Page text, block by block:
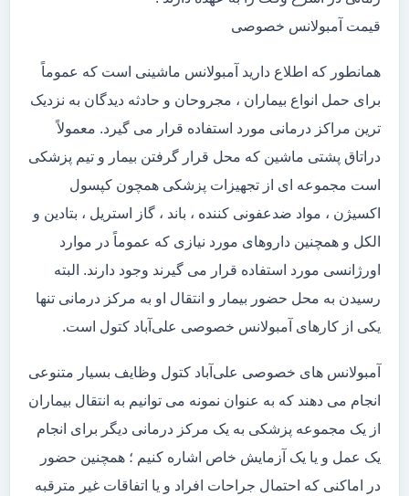
قیمت آمبولانس خصوصی
همانطور که اطلاع دارید آمبولانس ماشینی است که عموماً
برای حمل انواع بیماران ، مجروحان و حادثه دیدگان به نزدیک
ترین مراکز درمانی مورد استفاده قرار می گیرد. معمولاً
دراتاق پشتی ماشین که محل قرار گرفتن بیمار و تیم پزشکی
است مجموعه ای از تجهیزات پزشکی همچون کپسول
اکسیژن ، مواد ضدعفونی کننده ، باند ، گاز استریل ، بتادین و
الکل و همچنین داروهای مورد نیازی که عموماً در موارد
اورژانسی مورد استفاده قرار می گیرند وجود دارند. البته
رسیدن به محل حضور بیمار و انتقال او به مرکز درمانی تنها
یکی از کارهای آمبولانس خصوصی علی‌آباد کتول است.
آمبولانس های خصوصی علی‌آباد کتول وظایف بسیار متنوعی
انجام می دهند که به عنوان نمونه می توانیم به انتقال بیماران
از یک مجموعه پزشکی به یک مرکز درمانی دیگر برای انجام
یک عمل و یا یک آزمایش خاص اشاره کنیم ؛ همچنین حضور
در اماکنی که احتمال جراحات افراد و یا اتفاقات غیر مترقبه